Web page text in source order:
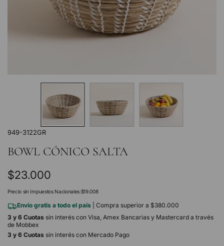
949-3122GR
BOWL CÓNICO SALTA
Precio
regular
$23.000
Precio sin Impuestos Nacionales:$19.008
Envío gratis a todo el país
| Compra superior a $380.000
3 y 6 Cuotas sin interés con Visa, Amex Bancarias y Mastercard a través
de Mobbex
3 y 6 Cuotas sin interés con Mercado Pago